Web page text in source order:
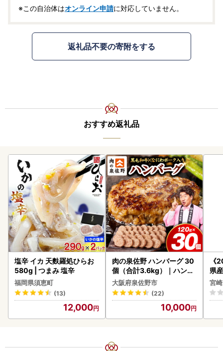
※この自治体はオンライン申請に対応していません。
返礼品不要の寄附をする
おすすめ返礼品
塩辛 イカ 天麩羅処ひらお
580g | つまみ 塩辛
福岡県須恵町
(13)
12,000
肉の泉佐野 ハンバーグ 30
個（合計3.6kg）｜ハンバ
ーグ 訳あり 黒毛和牛×なに
わポーク
大阪府泉佐野市
(22)
10,000
《
県
セ
宮